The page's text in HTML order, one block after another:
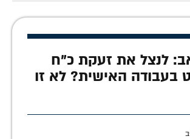
לנצל את זעקת כ"ח
בעבודה האישית? לא זו